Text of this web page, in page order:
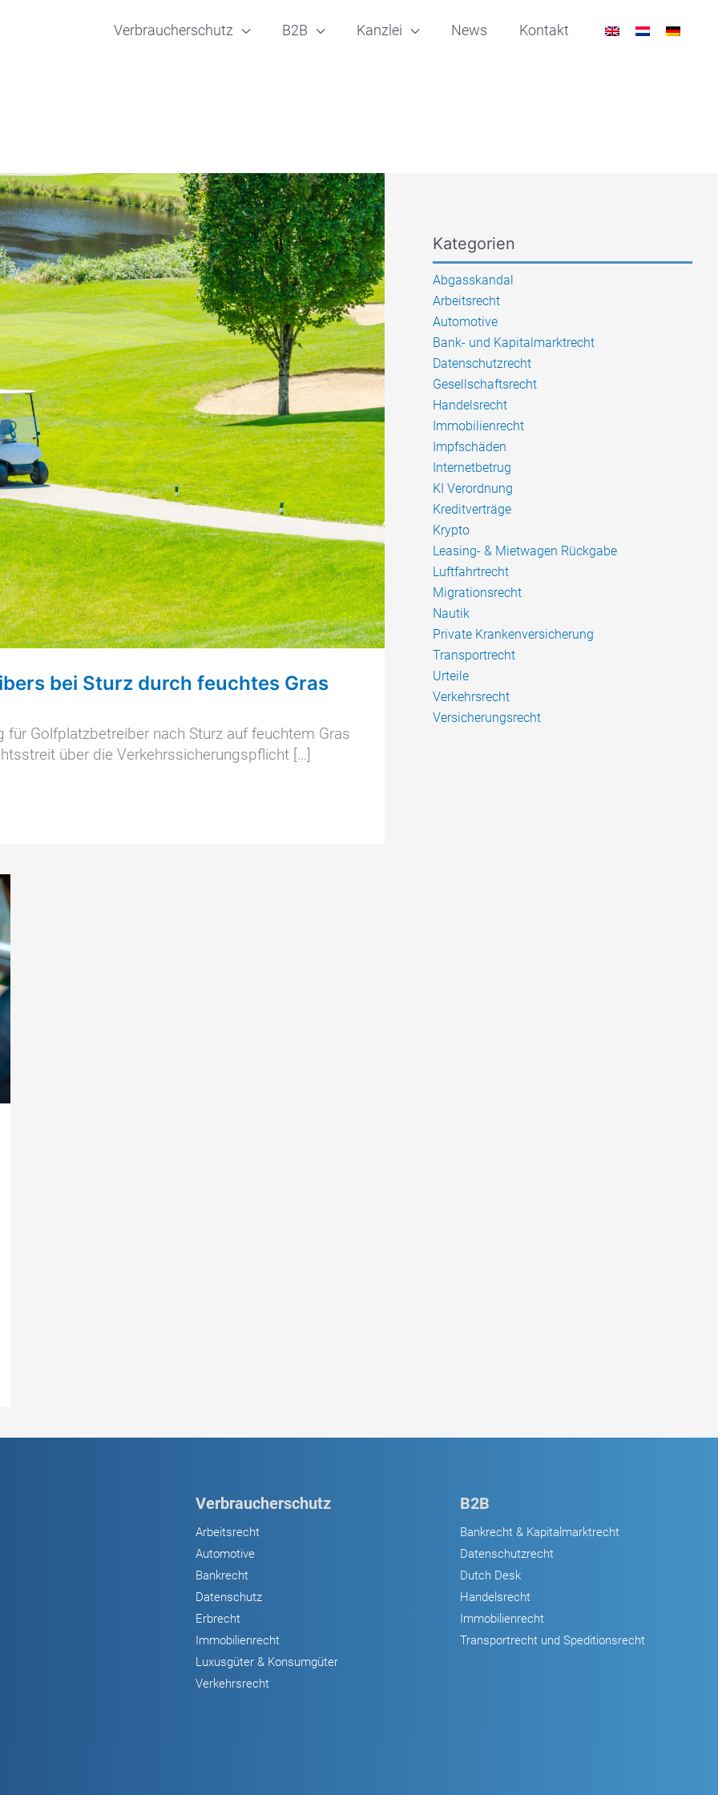
Verbraucherschutz B2B Kanzlei News Kontakt
bei Sturz durch feuchtes Gras
für Golfplatzbetreiber nach Sturz auf feuchtem Gras
über die Verkehrssicherungspflicht […]
Kategorien
Abgasskandal
Arbeitsrecht
Automotive
Bank- und Kapitalmarktrecht
Datenschutzrecht
Gesellschaftsrecht
Handelsrecht
Immobilienrecht
Impfschäden
Internetbetrug
KI Verordnung
Kreditverträge
Krypto
Leasing- & Mietwagen Rückgabe
Luftfahrtrecht
Migrationsrecht
Nautik
Private Krankenversicherung
Transportrecht
Urteile
Verkehrsrecht
Versicherungsrecht
Verbraucherschutz
Arbeitsrecht
Automotive
Bankrecht
Datenschutz
Erbrecht
Immobilienrecht
Luxusgüter & Konsumgüter
Verkehrsrecht
B2B
Bankrecht & Kapitalmarktrecht
Datenschutzrecht
Dutch Desk
Handelsrecht
Immobilienrecht
Transportrecht und Speditionsrecht